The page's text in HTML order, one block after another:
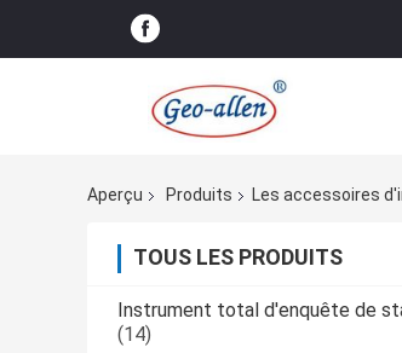
Aperçu Produits Les accessoires
TOUS LES PRODUITS
Instrument total d'enquête de
(14)